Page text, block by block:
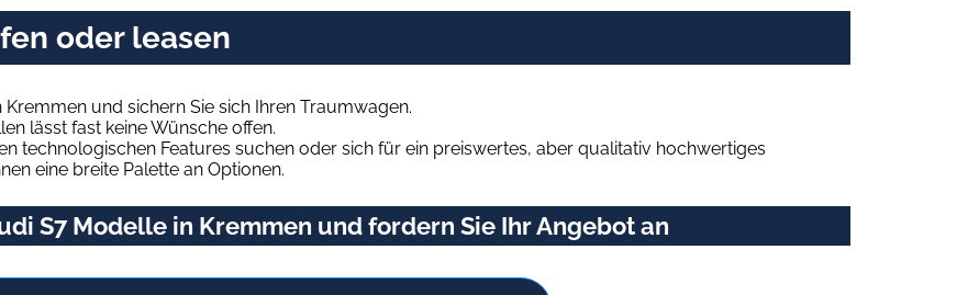
oder leasen
und sichern Sie sich Ihren Traumwagen.
lässt fast keine Wünsche offen.
technologischen Features suchen oder sich für ein preiswertes, aber qualitativ hochwertiges
eine breite Palette an Optionen.
S7 Modelle in Kremmen und fordern Sie Ihr Angebot an